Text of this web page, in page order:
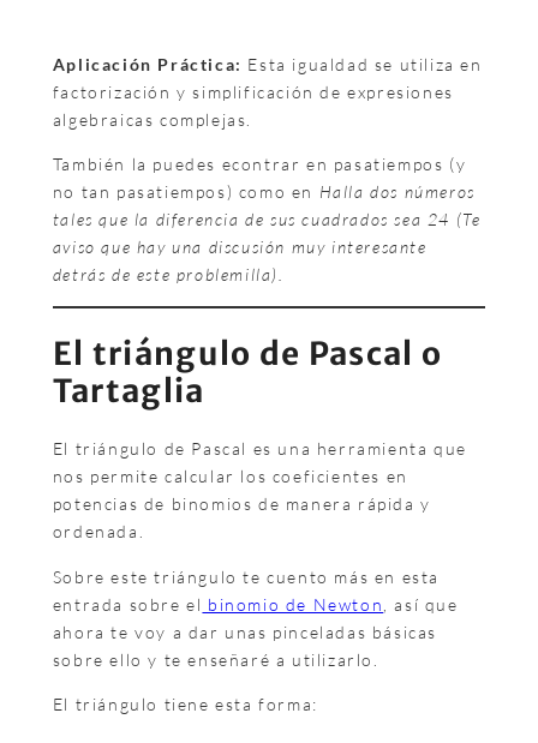
Aplicación Práctica: Esta igualdad se utiliza en
factorización y simplificación de expresiones
algebraicas complejas.
También la puedes econtrar en pasatiempos (y
no tan pasatiempos) como en Halla dos números
tales que la diferencia de sus cuadrados sea 24 (Te
aviso que hay una discusión muy interesante
detrás de este problemilla).
El triángulo de Pascal o
Tartaglia
El triángulo de Pascal es una herramienta que
nos permite calcular los coeficientes en
potencias de binomios de manera rápida y
ordenada.
Sobre este triángulo te cuento más en esta
entrada sobre el binomio de Newton
, así que
ahora te voy a dar unas pinceladas básicas
sobre ello y te enseñaré a utilizarlo.
El triángulo tiene esta forma: